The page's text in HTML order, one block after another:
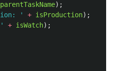
parentTaskName);
' + isProduction);
' + isWatch);